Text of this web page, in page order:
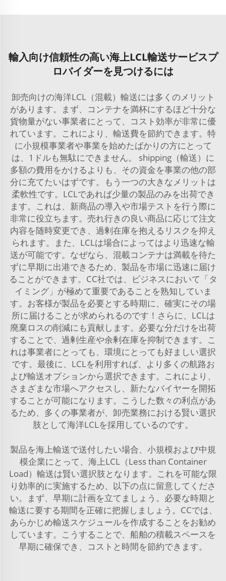
輸入向け信頼性の高い海上LCL輸送サービスプ
ロバイダーを見つけるには
卸売向けの海洋LCL（混載）輸送には多くのメリット
があります。まず、コンテナを満杯にするほど十分な
貨物量がない事業者にとって、コスト効率が非常に優
れています。これにより、輸送費を節約できます。特
に小規模事業者や事業を始めたばかりの方にとって
は、1ドルも無駄にできません。 shipping（輸送）に
多額の費用をかけるよりも、その資金を事業の他の部
分に充てたいはずです。もう一つの大きなメリットは
柔軟性です。LCLであれば少量の製品のみを出荷でき
ます。これは、新商品の導入や市場テストを行う際に
非常に役立ちます。売れ行きの良い商品に応じて注文
内容を随時変更でき、過剰在庫を抱えるリスクを抑え
られます。また、LCLは場合によってはより迅速な輸
送が可能です。なぜなら、混載コンテナは満載を待た
ずに早期に出港できるため、製品を市場に迅速に届け
ることができます。CC社では、ビジネスにおいて「タ
イミング」が極めて重要であることを熟知していま
す。お客様が製品を必要とする時期に、確実にその場
所に届けることが求められるのです！さらに、LCLは
廃棄ロスの削減にも貢献します。必要な分だけを出荷
することで、過剰生産や余剰在庫を抑制できます。こ
れは事業者にとっても、環境にとっても好ましい選択
です。最後に、LCLを利用すれば、より多くの航路お
よび輸送オプションから選択できます。これにより、
さまざまな市場へアクセスし、新たなバイヤーを開拓
することが可能になります。こうした数々の利点があ
るため、多くの事業者が、卸売業務における賢い選択
肢として海洋LCLを採用しているのです。
製品を海上輸送で送付したい場合、小規模および中規
模企業にとって、海上LCL（Less than Container
Load）輸送は賢い選択肢となります。これを可能な限
り効率的に実施するため、以下の点に留意してくださ
い。まず、早期に計画を立てましょう。必要な時期と
輸送に要する期間を正確に把握しましょう。CCでは、
あらかじめ輸送スケジュールを作成することをお勧め
しています。こうすることで、船舶の積載スペースを
早期に確保でき、コストと時間を節約できます。